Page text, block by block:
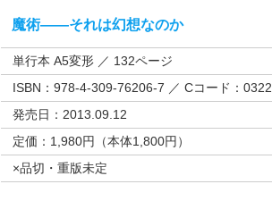
魔術——それは幻想なのか
単行本 A5変形 ／ 132ページ
ISBN：978-4-309-76206-7 ／ Cコード：0322
発売日：2013.09.12
定価：1,980円（本体1,800円）
×品切・重版未定